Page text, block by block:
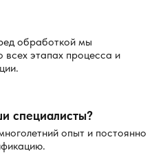
обработкой мы
этапах процесса и
специалисты?
опыт и постоянно